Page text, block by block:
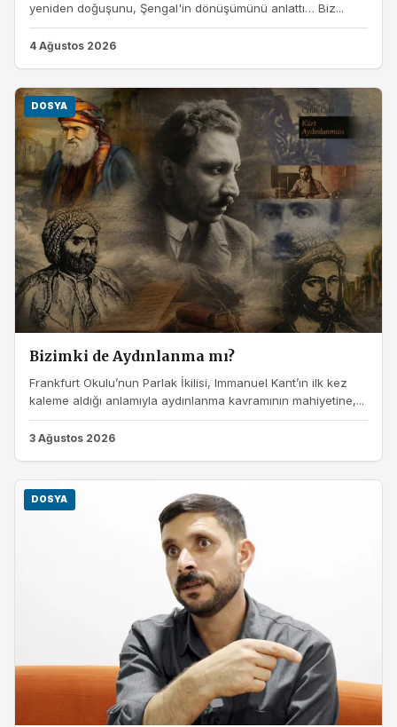
yeniden doğuşunu, Şengal'in dönüşümünü anlattı… Biz...
4 Ağustos 2026
DOSYA
Bizimki de Aydınlanma mı?
Frankfurt Okulu’nun Parlak İkilisi, Immanuel Kant’ın ilk kez
kaleme aldığı anlamıyla aydınlanma kavramının mahiyetine,...
3 Ağustos 2026
DOSYA